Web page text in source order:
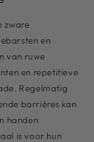
zware
en
van ruwe
en repetitieve
Regelmatig
barrières kan
handen
is voor hun